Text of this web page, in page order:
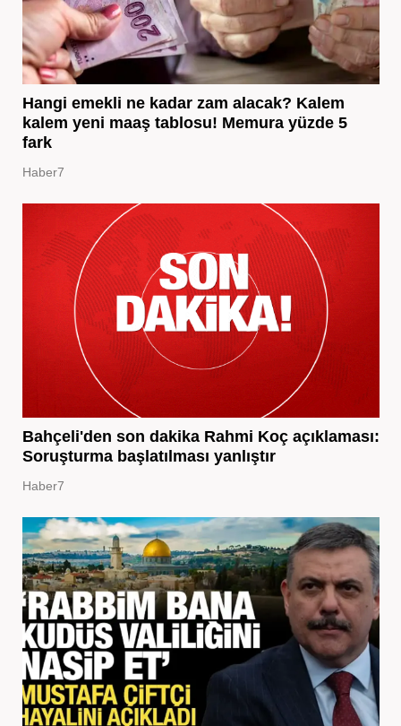
Hangi emekli ne kadar zam alacak? Kalem
kalem yeni maaş tablosu! Memura yüzde 5
fark
Haber7
Bahçeli'den son dakika Rahmi Koç açıklaması:
Soruşturma başlatılması yanlıştır
Haber7